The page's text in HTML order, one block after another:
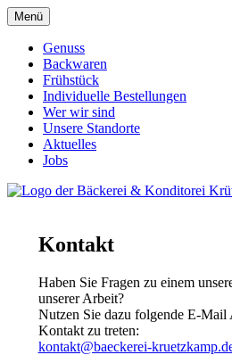
Menü
Genuss
Backwaren
Frühstück
Individuelle Bestellungen
Wer wir sind
Unsere Standorte
Aktuelles
Jobs
Kontakt
Haben Sie Fragen zu einem
unserer Arbeit?
Nutzen Sie dazu folgende E-Mail
Kontakt zu treten:
kontakt@baeckerei-